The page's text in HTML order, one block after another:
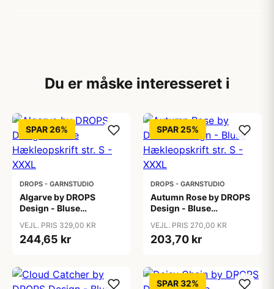
Du er måske interesseret i
SPAR 26%
DROPS - GARNSTUDIO
Algarve by DROPS
Design - Bluse
XXXL
VEJL. PRIS 329,00 KR
244,65 kr
SPAR 25%
DROPS - GARNSTUDIO
Autumn Rose by DROPS
Design - Bluse
XXXL
VEJL. PRIS 270,00 KR
203,70 kr
SPAR 32%